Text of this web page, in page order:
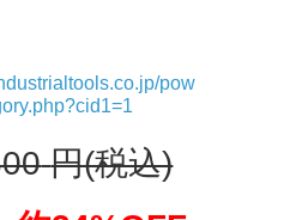
pow
円(税込)